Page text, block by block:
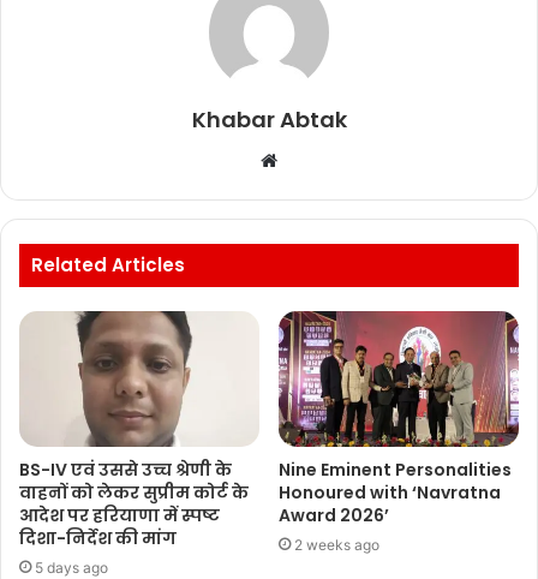
Khabar Abtak
Website
Related Articles
BS-IV एवं उससे उच्च श्रेणी के
वाहनों को लेकर सुप्रीम कोर्ट के
आदेश पर हरियाणा में स्पष्ट
दिशा-निर्देश की मांग
5 days ago
Nine Eminent Personalities
Honoured with ‘Navratna
Award 2026’
2 weeks ago